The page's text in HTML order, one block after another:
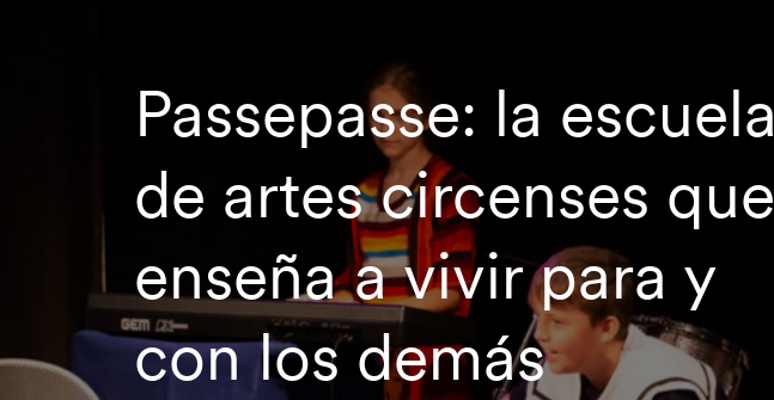
Passepasse: la escuela
de artes circenses que
enseña a vivir para y
con los demás